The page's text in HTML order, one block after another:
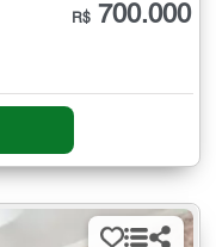
R$ 700.000